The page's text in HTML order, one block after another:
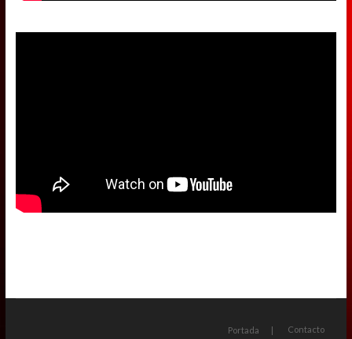
Portada Contacto